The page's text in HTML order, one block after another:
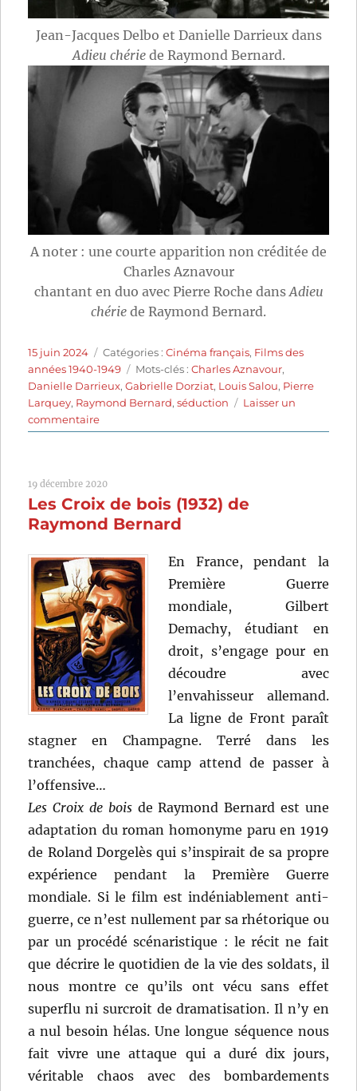
Jean-Jacques Delbo et Danielle Darrieux dans
Adieu chériede Raymond Bernard.
A noter : une courte apparition non créditée de
Charles Aznavour
chantant en duo avec Pierre Roche dans Adieu
chérie de Raymond Bernard.
Publié
le
15 juin 2024 Catégories
Catégories :Cinéma français, Films des
années 1940-1949
Étiquettes
Mots-clés :Charles Aznavour,
Danielle Darrieux,Gabrielle Dorziat, Louis Salou, Pierre
Larquey, Raymond Bernard,séduction
Laisser un
commentairesur
Adieu
de
Raymond
Bernard
19 décembre 2020
Les Croix de bois (1932) de
Raymond Bernard
En France, pendant la
Première Guerre
mondiale, Gilbert
Demachy, étudiant en
droit, s’engage pour en
découdre avec
l’envahisseur allemand.
La ligne de Front paraît
stagner en Champagne. Terré dans les
tranchées, chaque camp attend de passer à
l’offensive…
Les Croix de boisde Raymond Bernard est une
adaptation du roman homonyme paru en 1919
de Roland Dorgelès qui s’inspirait de sa propre
expérience pendant la Première Guerre
mondiale. Si le film est indéniablement anti-
guerre, ce n’est nullement par sa rhétorique ou
par un procédé scénaristique : le récit ne fait
que décrire le quotidien de la vie des soldats, il
nous montre ce qu’ils ont vécu sans effet
superflu ni surcroit de dramatisation. Il n’y en
a nul besoin hélas. Une longue séquence nous
fait vivre une attaque qui a duré dix jours,
véritable chaos avec des bombardements